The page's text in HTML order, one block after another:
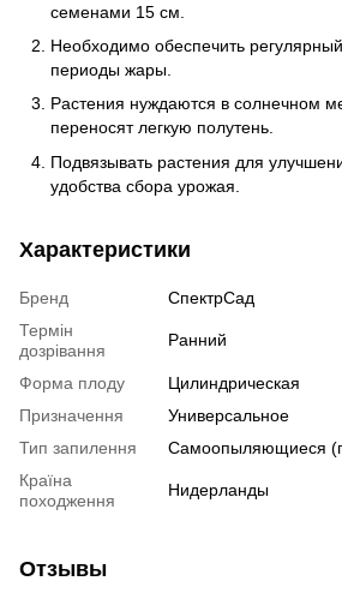
семенами 15 см.
Необходимо обеспечить
периоды жары.
Растения нуждаются в солнечном
переносят легкую полутень.
Подвязывать растения для
удобства сбора урожая.
Характеристики
Бренд
СпектрСад
Термін
дозрівання
Ранний
Форма плоду
Цилиндрическая
Призначення
Универсальное
Тип запилення
Самоопыляющиеся
Країна
походження
Нидерланды
Отзывы